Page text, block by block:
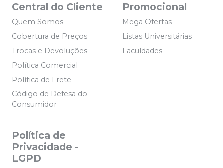
Central do Cliente
Quem Somos
Cobertura de Preços
Trocas e Devoluções
Política Comercial
Política de Frete
Código de Defesa do
Consumidor
Promocional
Mega Ofertas
Listas Universitárias
Faculdades
Política de
Privacidade -
LGPD